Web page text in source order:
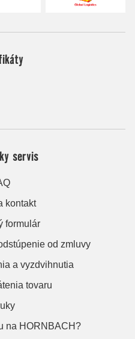
servis
kontakt
formulár
od zmluvy
a vyzdvihnutia
tovaru
na HORNBACH?